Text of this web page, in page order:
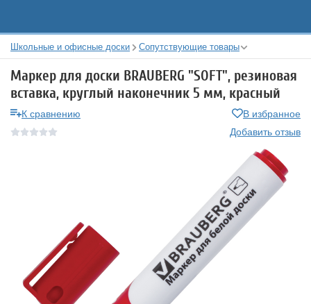
Школьные и офисные доски Сопутствующие товары
Маркер для доски BRAUBERG "SOFT", резиновая
вставка, круглый наконечник 5 мм, красный
К сравнению
В избранное
Добавить отзыв